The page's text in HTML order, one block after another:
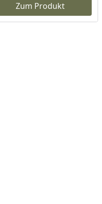
Zum Produkt